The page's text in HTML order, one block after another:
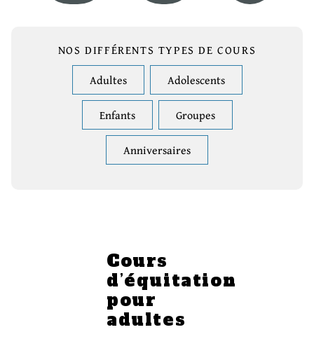
NOS DIFFÉRENTS TYPES DE COURS
Adultes
Adolescents
Enfants Groupes
Anniversaires
Cours
d’équitation
pour
adultes